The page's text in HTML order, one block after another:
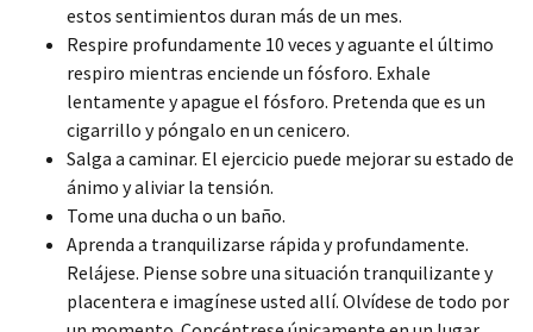
estos sentimientos duran más de un mes.
Respire profundamente 10 veces y aguante el último
respiro mientras enciende un fósforo. Exhale
lentamente y apague el fósforo. Pretenda que es un
cigarrillo y póngalo en un cenicero.
Salga a caminar. El ejercicio puede mejorar su estado de
ánimo y aliviar la tensión.
Tome una ducha o un baño.
Aprenda a tranquilizarse rápida y profundamente.
Relájese. Piense sobre una situación tranquilizante y
placentera e imagínese usted allí. Olvídese de todo por